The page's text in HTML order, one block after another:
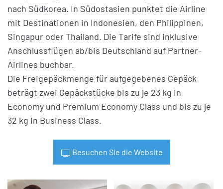
nach Südkorea. In Südostasien punktet die Airline
mit Destinationen in Indonesien, den Philippinen,
Singapur oder Thailand. Die Tarife sind inklusive
Anschlussflügen ab/bis Deutschland auf Partner-
Airlines buchbar.
Die Freigepäckmenge für aufgegebenes Gepäck
beträgt zwei Gepäckstücke bis zu je 23 kg in
Economy und Premium Economy Class und bis zu je
32 kg in Business Class.
Besuchen Sie die Website